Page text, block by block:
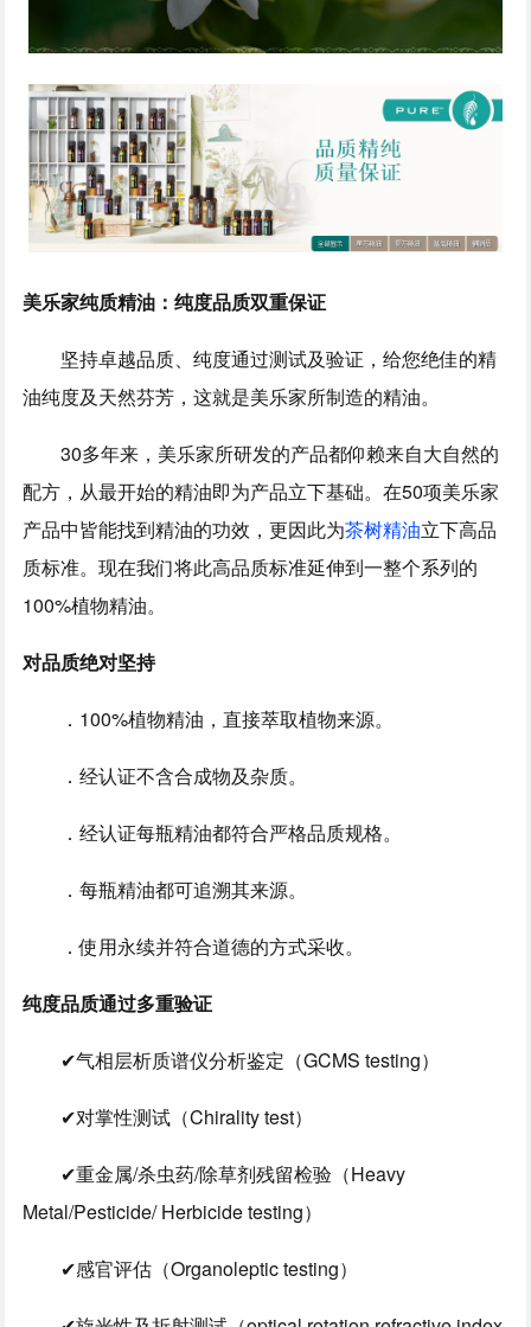
美乐家纯质精油：纯度品质双重保证
坚持卓越品质、纯度通过测试及验证，给您绝佳的精
油纯度及天然芬芳，这就是美乐家所制造的精油。
30多年来，美乐家所研发的产品都仰赖来自大自然的
配方，从最开始的精油即为产品立下基础。在50项美乐家
产品中皆能找到精油的功效，更因此为茶树精油立下高品
质标准。现在我们将此高品质标准延伸到一整个系列的
100%植物精油。
对品质绝对坚持
．100%植物精油，直接萃取植物来源。
．经认证不含合成物及杂质。
．经认证每瓶精油都符合严格品质规格。
．每瓶精油都可追溯其来源。
．使用永续并符合道德的方式采收。
纯度品质通过多重验证
✔气相层析质谱仪分析鉴定（GCMS testing）
✔对掌性测试（Chirality test）
✔重金属/杀虫药/除草剂残留检验（Heavy
Metal/Pesticide/ Herbicide testing）
✔感官评估（Organoleptic testing）